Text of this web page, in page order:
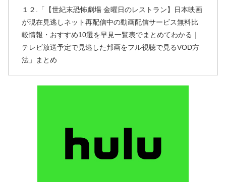
１２.「【世紀末恐怖劇場 金曜日のレストラン】日本映画
が現在見逃しネット再配信中の動画配信サービス無料比
較情報・おすすめ10選を早見一覧表でまとめてわかる｜
テレビ放送予定で見逃した邦画をフル視聴で見るVOD方
法」まとめ